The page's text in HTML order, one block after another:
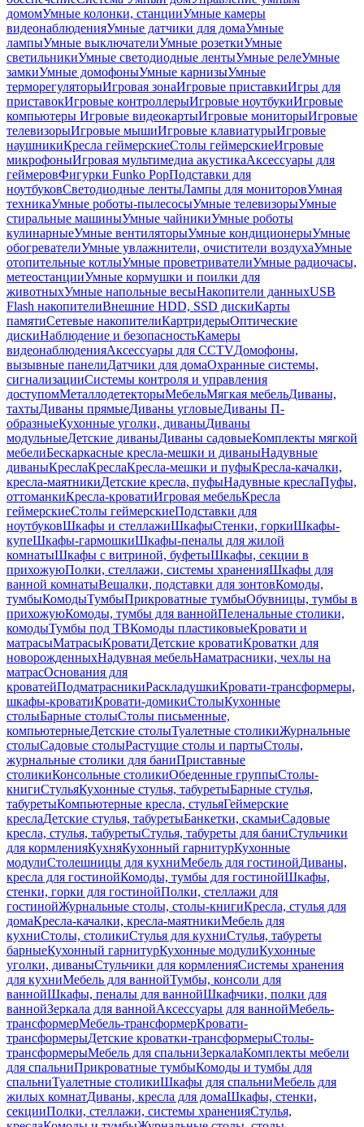
домомУмные колонки, станцииУмные камеры
видеонаблюденияУмные датчики для домаУмные
лампыУмные выключателиУмные розеткиУмные
светильникиУмные светодиодные лентыУмные релеУмные
замкиУмные домофоныУмные карнизыУмные
терморегуляторыИгровая зонаИгровые приставкиИгры для
приставокИгровые контроллерыИгровые ноутбукиИгровые
компьютеры Игровые видеокартыИгровые мониторыИгровые
телевизорыИгровые мышиИгровые клавиатурыИгровые
наушникиКресла геймерскиеСтолы геймерскиеИгровые
микрофоныИгровая мультимедиа акустикаАксессуары для
геймеровФигурки Funko PopПодставки для
ноутбуковСветодиодные лентыЛампы для мониторовУмная
техникаУмные роботы-пылесосыУмные телевизорыУмные
стиральные машиныУмные чайникиУмные роботы
кулинарныеУмные вентиляторыУмные кондиционерыУмные
обогревателиУмные увлажнители, очистители воздухаУмные
отопительные котлыУмные проветривателиУмные радиочасы,
метеостанцииУмные кормушки и поилки для
животныхУмные напольные весыНакопители данныхUSB
Flash накопителиВнешние HDD, SSD дискиКарты
памятиСетевые накопителиКартридерыОптические
дискиНаблюдение и безопасностьКамеры
видеонаблюденияАксессуары для CCTVДомофоны,
вызывные панелиДатчики для домаОхранные системы,
сигнализацииСистемы контроля и управления
доступомМеталлодетекторыМебельМягкая мебельДиваны,
тахтыДиваны прямыеДиваны угловыеДиваны П-
образныеКухонные уголки, диваныДиваны
модульныеДетские диваныДиваны садовыеКомплекты мягкой
мебелиБескаркасные кресла-мешки и диваныНадувные
диваныКреслаКреслаКресла-мешки и пуфыКресла-качалки,
кресла-маятникиДетские кресла, пуфыНадувные креслаПуфы,
оттоманкиКресла-кроватиИгровая мебельКресла
геймерскиеСтолы геймерскиеПодставки для
ноутбуковШкафы и стеллажиШкафыСтенки, горкиШкафы-
купеШкафы-гармошкиШкафы-пеналы для жилой
комнатыШкафы с витриной, буфетыШкафы, секции в
прихожуюПолки, стеллажи, системы храненияШкафы для
ванной комнатыВешалки, подставки для зонтовКомоды,
тумбыКомодыТумбыПрикроватные тумбыОбувницы, тумбы в
прихожуюКомоды, тумбы для ваннойПеленальные столики,
комодыТумбы под ТВКомоды пластиковыеКровати и
матрасыМатрасыКроватиДетские кроватиКроватки для
новорожденныхНадувная мебельНаматрасники, чехлы на
матрасОснования для
кроватейПодматрасникиРаскладушкиКровати-трансформеры,
шкафы-кроватиКровати-домикиСтолыКухонные
столыБарные столыСтолы письменные,
компьютерныеДетские столыТуалетные столикиЖурнальные
столыСадовые столыРастущие столы и партыСтолы,
журнальные столики для баниПриставные
столикиКонсольные столикиОбеденные группыСтолы-
книгиСтульяКухонные стулья, табуретыБарные стулья,
табуретыКомпьютерные кресла, стульяГеймерские
креслаДетские стулья, табуретыБанкетки, скамьиСадовые
кресла, стулья, табуретыСтулья, табуреты для баниСтульчики
для кормленияКухняКухонный гарнитурКухонные
модулиСтолешницы для кухниМебель для гостинойДиваны,
кресла для гостинойКомоды, тумбы для гостинойШкафы,
стенки, горки для гостинойПолки, стеллажи для
гостинойЖурнальные столы, столы-книгиКресла, стулья для
домаКресла-качалки, кресла-маятникиМебель для
кухниСтолы, столикиСтулья для кухниСтулья, табуреты
барныеКухонный гарнитурКухонные модулиКухонные
уголки, диваныСтульчики для кормленияСистемы хранения
для кухниМебель для ваннойТумбы, консоли для
ваннойШкафы, пеналы для ваннойШкафчики, полки для
ваннойЗеркала для ваннойАксессуары для ваннойМебель-
трансформерМебель-трансформерКровати-
трансформерыДетские кроватки-трансформерыСтолы-
трансформерыМебель для спальниЗеркалаКомплекты мебели
для спальниПрикроватные тумбыКомоды и тумбы для
спальниТуалетные столикиШкафы для спальниМебель для
жилых комнатДиваны, кресла для домаШкафы, стенки,
секцииПолки, стеллажи, системы храненияСтулья,